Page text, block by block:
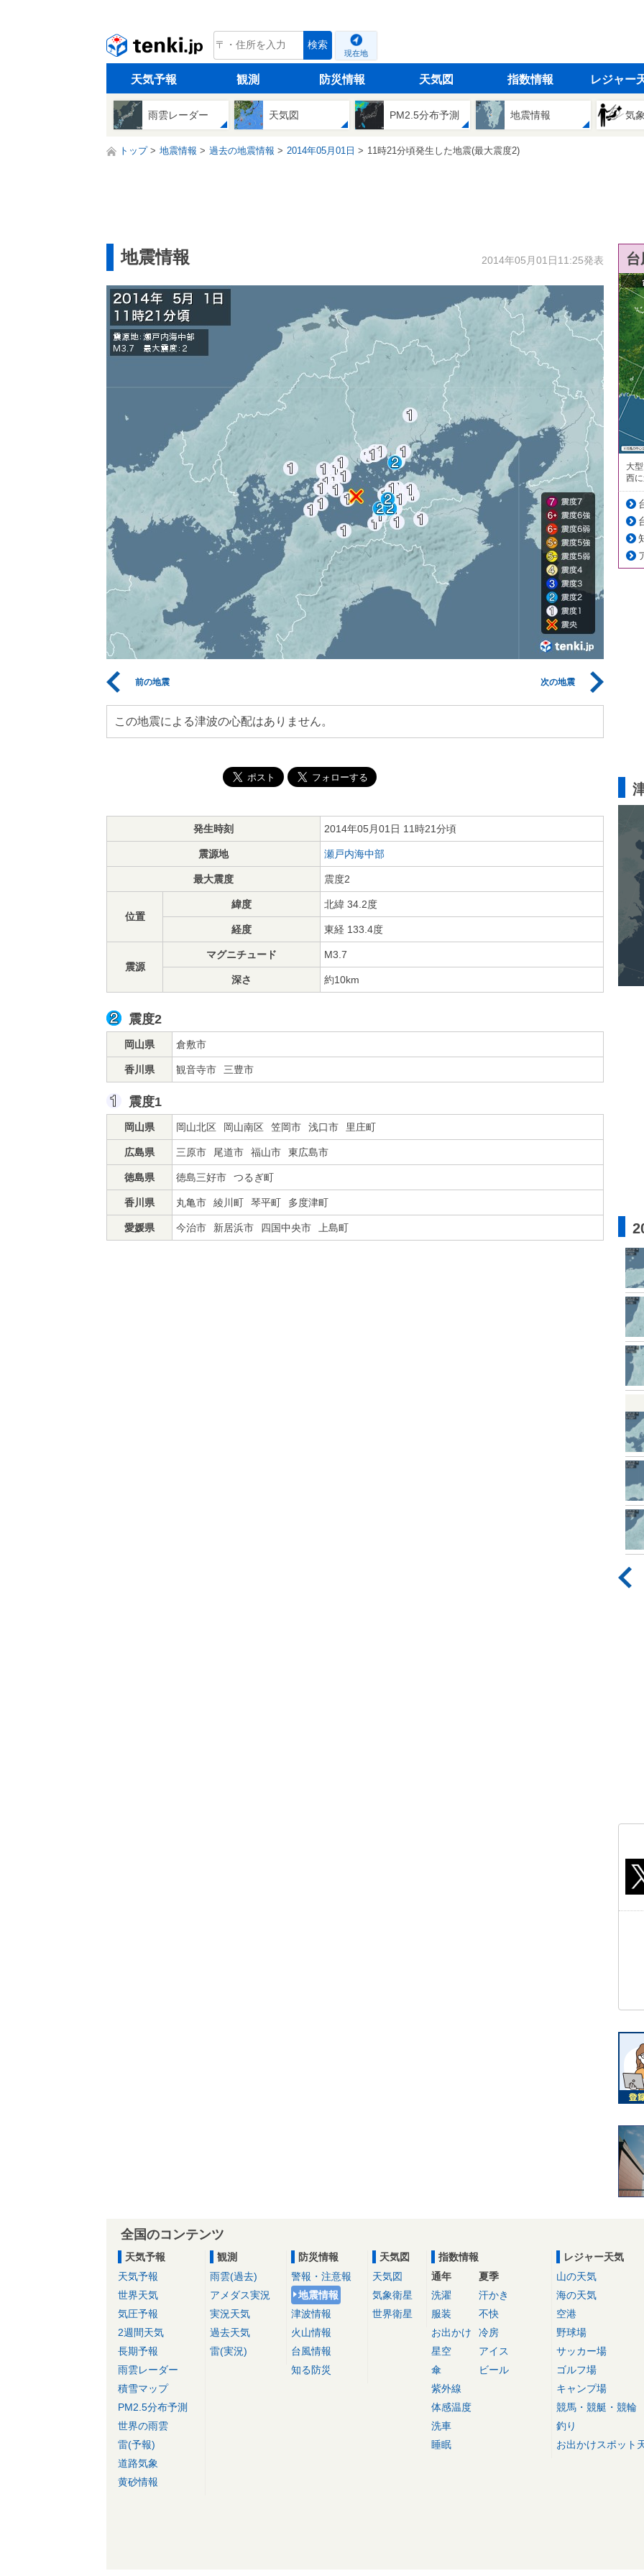
tenki.jp 検索
現在地
天気予報 観測 防災情報 天気図 指数情報 レジャー
雨雲レーダー 天気図 PM2.5分布予測 地震情報 気
トップ 地震情報 過去の地震情報 2014年05月01日 11時21分頃発生した地震(最大震度2)
地震情報 2014年05月01日11:25発表
前の地震 次の地震
この地震による津波の心配はありません。
発生時刻 2014年05月01日 11時21分頃
震源地 瀬戸内海中部
最大震度 震度2
位置
緯度 北緯 34.2度
経度 東経 133.4度
震源
マグニチュード M3.7
深さ 約10km
震度2
岡山県 倉敷市
香川県 観音寺市 三豊市
震度1
岡山県 岡山北区 岡山南区 笠岡市 浅口市 里庄町
広島県 三原市 尾道市 福山市 東広島市
徳島県 徳島三好市 つるぎ町
香川県 丸亀市 綾川町 琴平町 多度津町
愛媛県 今治市 新居浜市 四国中央市 上島町
大
西
全国のコンテンツ
天気予報
天気予報
世界天気
気圧予報
2週間天気
長期予報
雨雲レーダー
積雪マップ
PM2.5分布予測
世界の雨雲
雷(予報)
道路気象
黄砂情報
観測
雨雲(過去)
アメダス実況
実況天気
過去天気
雷(実況)
防災情報
警報・注意報
地震情報
津波情報
火山情報
台風情報
知る防災
天気図
天気図
気象衛星
世界衛星
指数情報
通年
洗濯
服装
お出かけ
星空
傘
紫外線
体感温度
洗車
睡眠
夏季
汗かき
不快
冷房
アイス
ビール
レジャー天気
山の天気
海の天気
空港
野球場
サッカー場
ゴルフ場
キャンプ場
競馬・競艇・競輪
釣り
お出かけスポット